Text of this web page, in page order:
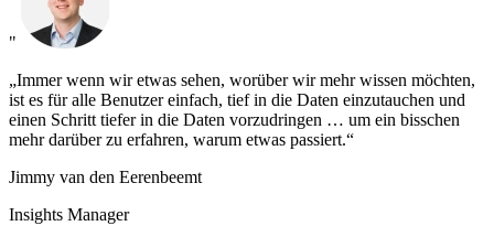
"
„Immer wenn wir etwas sehen, worüber wir mehr wissen möchten,
ist es für alle Benutzer einfach, tief in die Daten einzutauchen und
einen Schritt tiefer in die Daten vorzudringen … um ein bisschen
mehr darüber zu erfahren, warum etwas passiert.“
Jimmy van den Eerenbeemt
Insights Manager